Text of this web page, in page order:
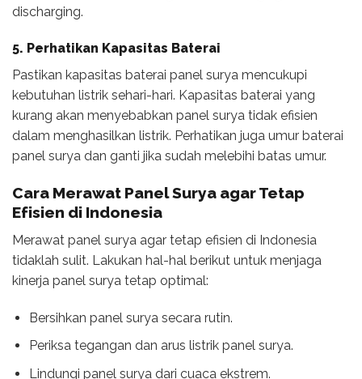
discharging.
5. Perhatikan Kapasitas Baterai
Pastikan kapasitas baterai panel surya mencukupi
kebutuhan listrik sehari-hari. Kapasitas baterai yang
kurang akan menyebabkan panel surya tidak efisien
dalam menghasilkan listrik. Perhatikan juga umur baterai
panel surya dan ganti jika sudah melebihi batas umur.
Cara Merawat Panel Surya agar Tetap
Efisien di Indonesia
Merawat panel surya agar tetap efisien di Indonesia
tidaklah sulit. Lakukan hal-hal berikut untuk menjaga
kinerja panel surya tetap optimal:
Bersihkan panel surya secara rutin.
Periksa tegangan dan arus listrik panel surya.
Lindungi panel surya dari cuaca ekstrem.